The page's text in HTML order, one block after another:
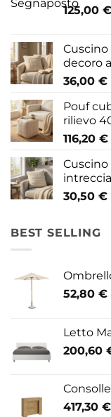
scelte
del
125,00 €
decoro
36,00 €
Pouf
rilievo
116,20 €
30,50 €
BEST SELLING
52,80 €
Letto
200,60
417,30 €